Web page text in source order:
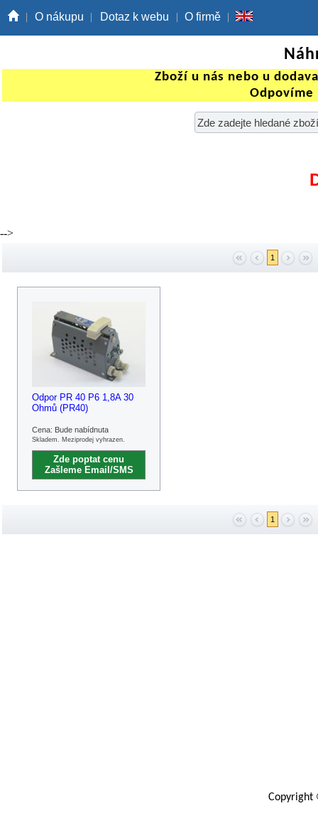
O nákupu Dotaz k webu O firmě
Zboží u nás nebo u
Odpovíme
-->
1
Odpor PR 40 P6 1,8A 30
Ohmů (PR40)
Cena: Bude nabídnuta
Skladem. Meziprodej vyhrazen.
Zde poptat cenu
Zašleme Email/SMS
1
Copyright